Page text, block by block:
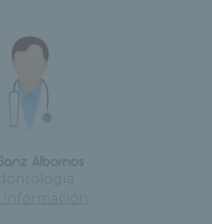
Albornos
información